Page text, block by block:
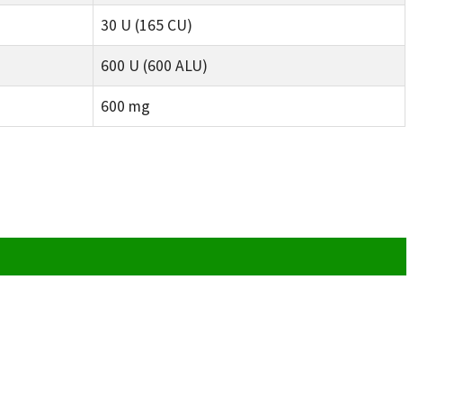
30 U (165 CU)
600 U (600 ALU)
600 mg